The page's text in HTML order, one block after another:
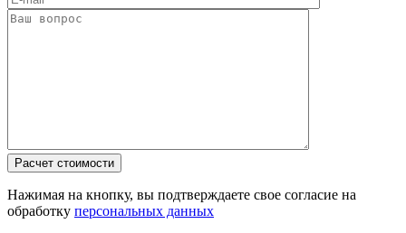
Нажимая на кнопку, вы подтверждаете свое согласие на
обработку персональных данных